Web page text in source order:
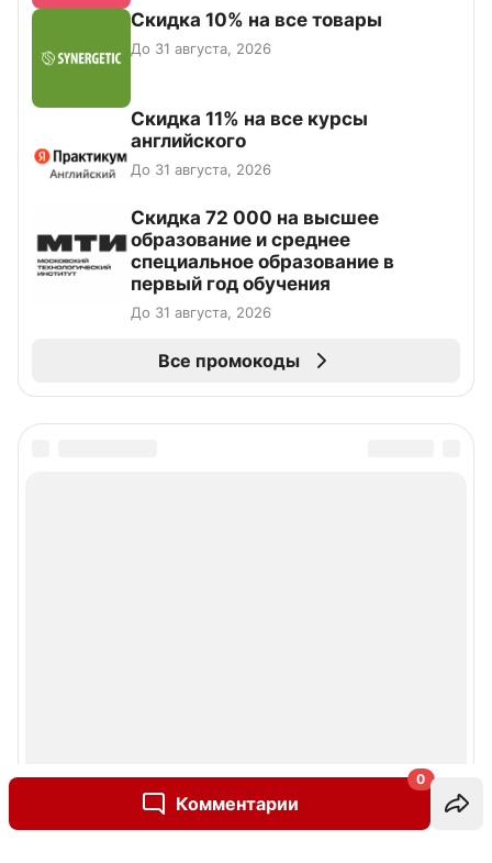
Комментарии
0
Скидка 10% на все товары
До 31 августа, 2026
Скидка 11% на все курсы
английского
До 31 августа, 2026
Скидка 72 000 на высшее
образование и среднее
специальное образование в
первый год обучения
До 31 августа, 2026
Все промокоды